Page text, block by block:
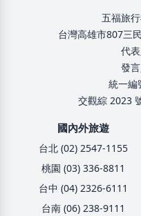
五福旅
台灣高雄市807三
代
發
統一編
交觀綜 2023
國內外旅遊
台北 (02) 2547-1155
桃園 (03) 336-8811
台中 (04) 2326-6111
台南 (06) 238-9111